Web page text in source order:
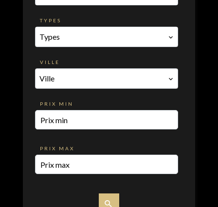
TYPES
Types
VILLE
Ville
PRIX MIN
PRIX MAX